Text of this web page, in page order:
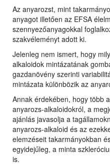
Az anyarozst, mint
anyagot illetően az EFSA
szennyezőanyagokkal
szakvéleményt adott ki.
Jelenleg nem ismert, hogy
alkaloidok mintázatának
gazdanövény szerinti
mintázata különbözik az
Annak érdekében, hogy több
anyarozs-alkaloidokról, a
ajánlás javasolja a
anyarozs-alkaloid és az
elemzéseit takarmányokban
egyidejűleg, a minta
is.